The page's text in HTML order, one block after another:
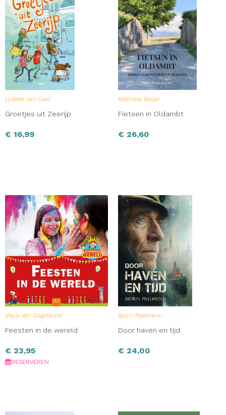
Lysette Van Geel
Groetjes uit Zeerijp
€ 16,99
Mathilde Maijer
Fietsen in Oldambt
€ 26,60
Mack Van Gageldonk
Feesten in de wereld
€ 23,95
RESERVEREN
Bjorn Paelmenn
Door haven en tijd
€ 24,00